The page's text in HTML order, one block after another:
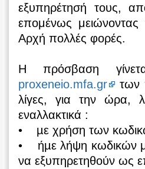
εξυπηρέτησή τους,
επομένως μειώνοντας
Αρχή πολλές φορές.
Η πρόσβαση
proxeneio.mfa.gr
των
λίγες, για την ώρα,
εναλλακτικά :
• µε χρήση των
• ήµε λήψη κωδικών
να εξυπηρετηθούν ως